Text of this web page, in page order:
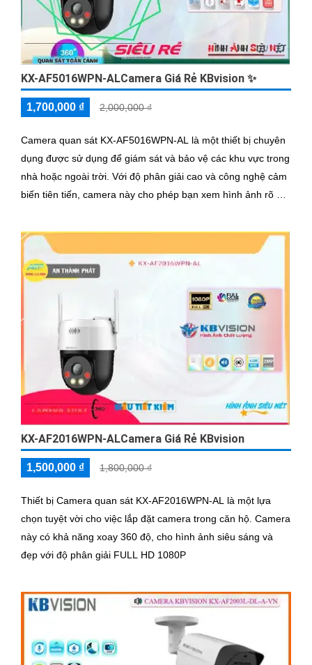
KX-AF5016WPN-ALCamera Giá Rẻ KBvision ✨
1,700,000 ₫ 2,000,000 ₫
Camera quan sát KX-AF5016WPN-AL là một thiết bị chuyên
dụng được sử dụng để giám sát và bảo vệ các khu vực trong
nhà hoặc ngoài trời. Với độ phân giải cao và công nghệ cảm
biến tiên tiến, camera này cho phép bạn xem hình ảnh rõ nét
KX-AF2016WPN-ALCamera Giá Rẻ KBvision
1,500,000 ₫ 1,800,000 ₫
Thiết bị Camera quan sát KX-AF2016WPN-AL là một lựa
chọn tuyệt vời cho việc lắp đặt camera trong căn hộ. Camera
này có khả năng xoay 360 độ, cho hình ảnh siêu sáng và
đẹp với độ phân giải FULL HD 1080P